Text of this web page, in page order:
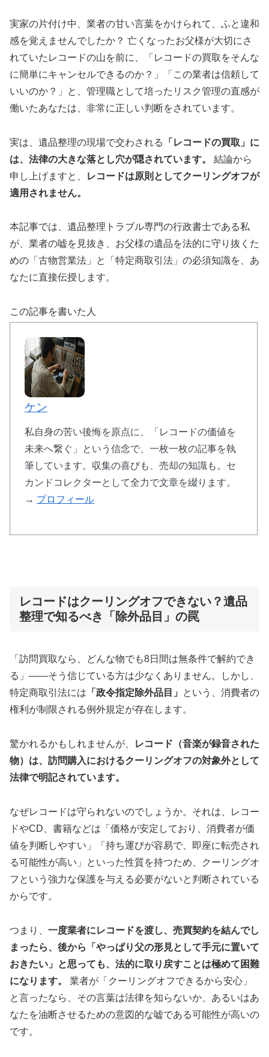
実家の片付け中、業者の甘い言葉をかけられて、ふと違和
感を覚えませんでしたか？ 亡くなったお父様が大切にさ
れていたレコードの山を前に、「レコードの買取をそんな
に簡単にキャンセルできるのか？」「この業者は信頼して
いいのか？」と、管理職として培ったリスク管理の直感が
働いたあなたは、非常に正しい判断をされています。
実は、遺品整理の現場で交わされる
「レコードの買取」に
は、法律の大きな落とし穴が隠されています。
結論から
申し上げますと、
レコードは原則としてクーリングオフが
適用されません。
本記事では、遺品整理トラブル専門の行政書士である私
が、業者の嘘を見抜き、お父様の遺品を法的に守り抜くた
めの「古物営業法」と「特定商取引法」の必須知識を、あ
なたに直接伝授します。
この記事を書いた人
ケン
私自身の苦い後悔を原点に、「レコードの価値を
未来へ繋ぐ」という信念で、一枚一枚の記事を執
筆しています。収集の喜びも、売却の知識も。セ
カンドコレクターとして全力で文章を綴ります。
→ プロフィール
レコードはクーリングオフできない？遺品
整理で知るべき「除外品目」の罠
「訪問買取なら、どんな物でも8日間は無条件で解約でき
る」――そう信じている方は少なくありません。しかし、
特定商取引法には 「政令指定除外品目」
という、消費者の
権利が制限される例外規定が存在します。
驚かれるかもしれませんが、
レコード（音楽が録音された
物）は、訪問購入におけるクーリングオフの対象外として
法律で明記されています。
なぜレコードは守られないのでしょうか。それは、レコー
ドやCD、書籍などは「価格が安定しており、消費者が価
値を判断しやすい」「持ち運びが容易で、即座に転売され
る可能性が高い」といった性質を持つため、クーリングオ
フという強力な保護を与える必要がないと判断されている
からです。
つまり、 一度業者にレコードを渡し、売買契約を結んでし
まったら、後から「やっぱり父の形見として手元に置いて
おきたい」と思っても、法的に取り戻すことは極めて困難
になります。
業者が「クーリングオフできるから安心」
と言ったなら、その言葉は法律を知らないか、あるいはあ
なたを油断させるための意図的な嘘である可能性が高いの
です。